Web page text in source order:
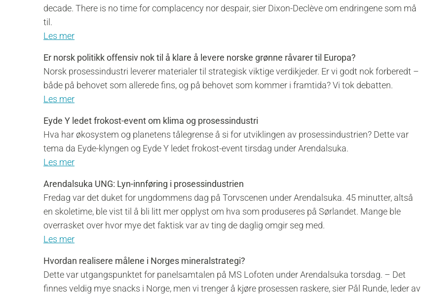
decade. There is no time for complacency nor despair, sier Dixon-Declève om endringene som må
til.
Les mer
Er norsk politikk offensiv nok til å klare å levere norske grønne råvarer til Europa?
Norsk prosessindustri leverer materialer til strategisk viktige verdikjeder. Er vi godt nok forberedt –
både på behovet som allerede fins, og på behovet som kommer i framtida? Vi tok debatten.
Les mer
Eyde Y ledet frokost-event om klima og prosessindustri
Hva har økosystem og planetens tålegrense å si for utviklingen av prosessindustrien? Dette var
tema da Eyde-klyngen og Eyde Y ledet frokost-event tirsdag under Arendalsuka.
Les mer
Arendalsuka UNG: Lyn-innføring i prosessindustrien
Fredag var det duket for ungdommens dag på Torvscenen under Arendalsuka. 45 minutter, altså
en skoletime, ble vist til å bli litt mer opplyst om hva som produseres på Sørlandet. Mange ble
overrasket over hvor mye det faktisk var av ting de daglig omgir seg med.
Les mer
Hvordan realisere målene i Norges mineralstrategi?
Dette var utgangspunktet for panelsamtalen på MS Lofoten under Arendalsuka torsdag. – Det
finnes veldig mye snacks i Norge, men vi trenger å kjøre prosessen raskere, sier Pål Runde, leder av